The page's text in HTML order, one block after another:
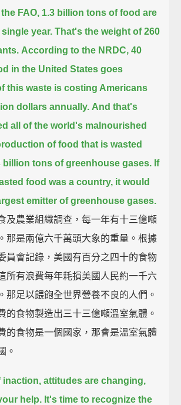
FAO, 1.3 billion tons of food are
year. That's the weight of 260
According to the NRDC, 40
in the United States goes
this waste is costing Americans
dollars annually. And that's
all of the world's malnourished
of food that is wasted
billion tons of greenhouse gases. If
food was a country, it would
emitter of greenhouse gases.
及農業組織調查，每一年有十三億噸
那是兩億六千萬頭大象的重量。根據
員會記錄，美國有百分之四十的食物
所有浪費每年耗損美國人民約一千六
那足以餵飽全世界營養不良的人們。
的食物製造出三十三億噸溫室氣體。
的食物是一個國家，那會是溫室氣體
。
inaction, attitudes are changing,
help. It's time to recognize the